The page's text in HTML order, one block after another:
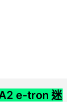
e-tron 迷